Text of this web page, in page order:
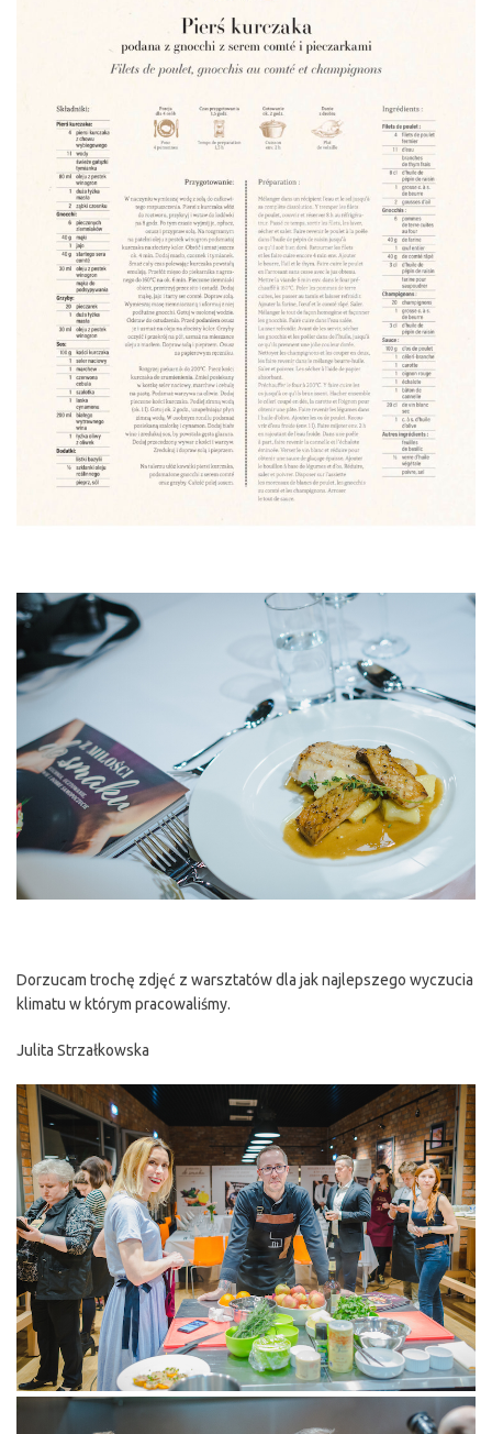
Dorzucam trochę zdjęć z warsztatów dla jak najlepszego wyczucia
klimatu w którym pracowaliśmy.
Julita Strzałkowska